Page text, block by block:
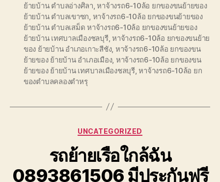
ย้ายบ้าน ตำบลอ่างศิลา ,หาจ้างรถ6-10ล้อ ยกของขนย้ายของ
ย้ายบ้าน ตำบลเขาซก หาจ้างรถ6-10ล้อ ยกของขนย้ายของ
ย้ายบ้าน ตำบลเสม็ด หาจ้างรถ6-10ล้อ ยกของขนย้ายของ
ย้ายบ้าน เทศบาลเมืองชลบุรี,หาจ้างรถ6-10ล้อ ยกของขนย้าย
ของ ย้ายบ้าน อำเภอเกาะสีชัง, หาจ้างรถ6-10ล้อ ยกของขน
ย้ายของ ย้ายบ้าน อำเภอเมือง, หาจ้างรถ6-10ล้อ ยกของขน
ย้ายของ ย้ายบ้าน เทศบาลเมืองชลบุรี,หาจ้างรถ6-10ล้อ ยก
ของตำบลคลองตำหรุ
Categories
UNCATEGORIZED
รถย้ายเรือใกล้ฉัน
0893861506 มีประกันฟรี